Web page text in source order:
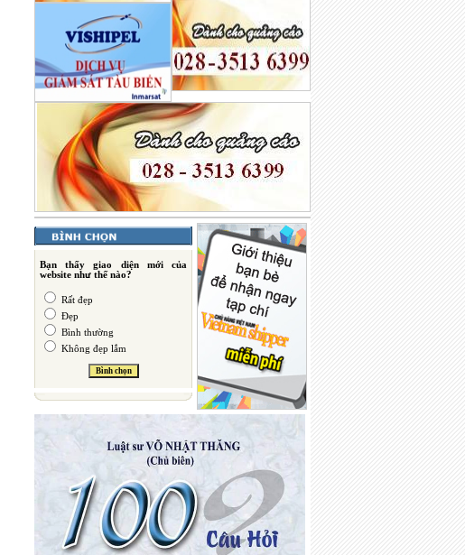
Bạn thấy giao diện mới của
website như thế nào?
Rất đẹp
Đẹp
Bình thường
Không đẹp lắm